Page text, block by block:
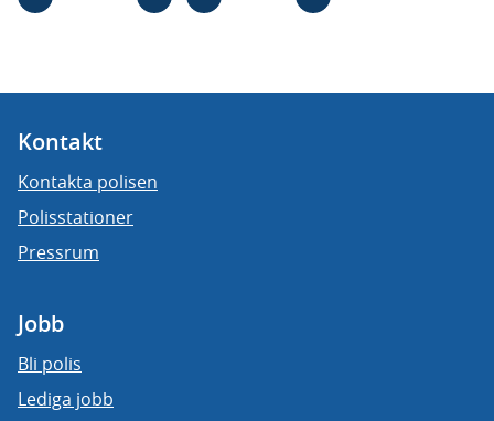
Kontakt
Kontakta polisen
Polisstationer
Pressrum
Jobb
Bli polis
Lediga jobb